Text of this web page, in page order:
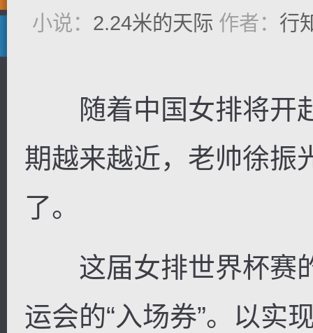
小说： 2.24米的天际 作者： 行
随着中国女排将开
期越来越近，老帅徐振
了。
这届女排世界杯赛
运会的“入场券”。以实